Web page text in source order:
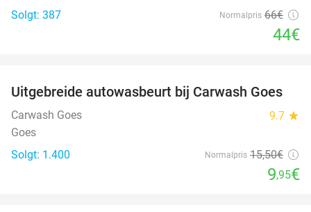
Solgt: 387
Normalpris 66€
44€
36%
Uitgebreide autowasbeurt bij Carwash Goes
Carwash Goes 9.7 star
Goes
Solgt: 1.400
Normalpris 15,50€
9,95€